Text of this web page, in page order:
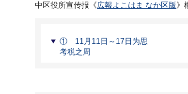
中区役所宣传报《広報よこはま なか区版》
① 11月11日～17日为思
考税之周